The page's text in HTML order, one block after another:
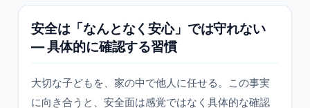
安全は「なんとなく安心」では守れない
— 具体的に確認する習慣
大切な子どもを、家の中で他人に任せる。この事実
に向き合うと、安全面は感覚ではなく具体的な確認